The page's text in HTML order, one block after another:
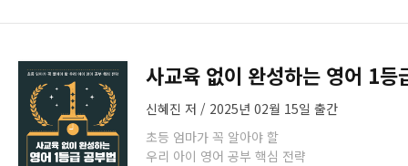
사교육 없이 완성하는 영어 1등
신혜진 저 / 2025년 02월 15일 출간
초등 엄마가 꼭 알아야 할
우리 아이 영어 공부 핵심 전략